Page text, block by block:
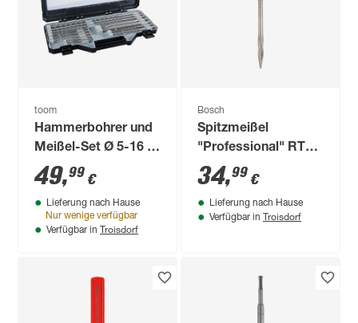
toom
Hammerbohrer und
Meißel-Set Ø 5-16 x
110-450 mm 12-
teilig
49,99 €
Lieferung nach Hause
Nur wenige verfügbar
Verfügbar in Troisdorf
Bosch
Spitzmeißel
"Professional" RTec
Speed SDS-max 400
mm
34,99 €
Lieferung nach Hause
Verfügbar in Troisdorf